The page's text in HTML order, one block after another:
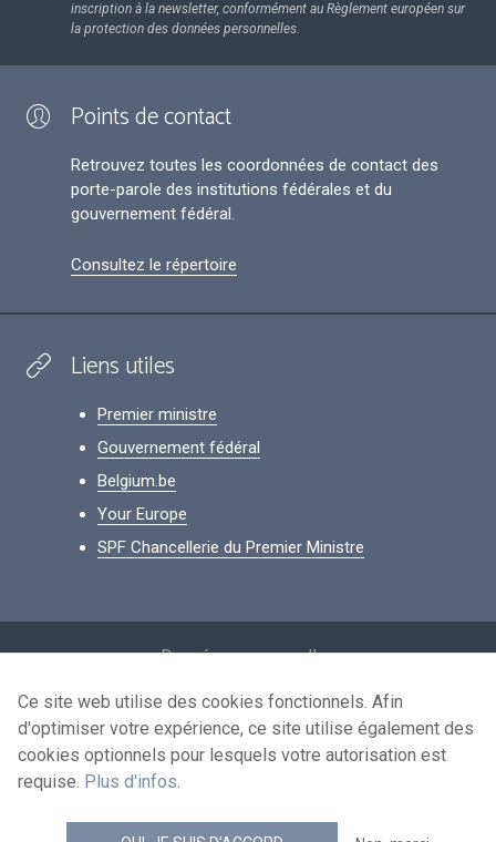
inscription à la newsletter, conformément au Règlement européen sur
la protection des données personnelles.
Points de contact
Retrouvez toutes les coordonnées de contact des
porte-parole des institutions fédérales et du
gouvernement fédéral.
Consultez le répertoire
Liens utiles
Premier ministre
Gouvernement fédéral
Belgium.be
Your Europe
SPF Chancellerie du Premier Ministre
Données personnelles
Conditions de réutilisation
Contactez-nous
news.belgium flux RSS
Ce site web utilise des cookies fonctionnels. Afin
d'optimiser votre expérience, ce site utilise également des
cookies optionnels pour lesquels votre autorisation est
requise. Plus d'infos.